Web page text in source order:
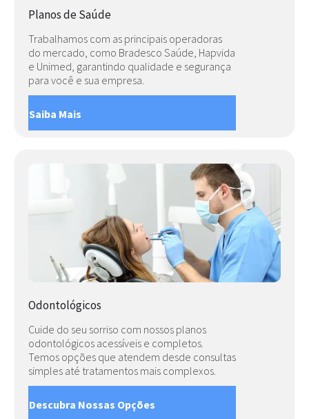
Planos de Saúde
Trabalhamos com as principais operadoras
do mercado, como Bradesco Saúde, Hapvida
e Unimed, garantindo qualidade e segurança
para você e sua empresa.
Saiba Mais
Odontológicos
Cuide do seu sorriso com nossos planos
odontológicos acessíveis e completos.
Temos opções que atendem desde consultas
simples até tratamentos mais complexos.
Descubra Nossas Opções